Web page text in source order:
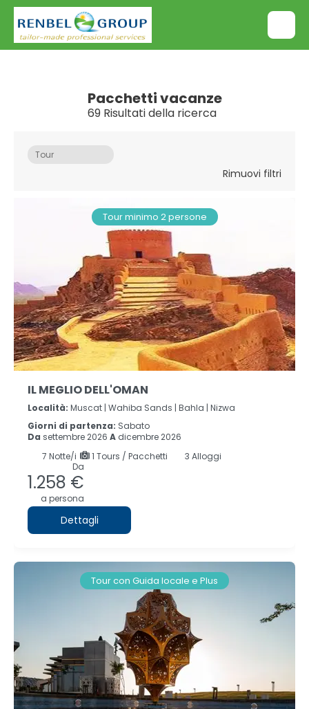
Pacchetti vacanze
69 Risultati della ricerca
Tour
Rimuovi filtri
Tour minimo 2 persone
IL MEGLIO DELL'OMAN
Località: Muscat | Wahiba Sands | Bahla | Nizwa
Giorni di partenza: Sabato
Da settembre 2026 A dicembre 2026
7 Notte/i 1 Tours / Pacchetti
3 Alloggi
Da
1.258 €
a persona
Dettagli
Tour con Guida locale e Plus